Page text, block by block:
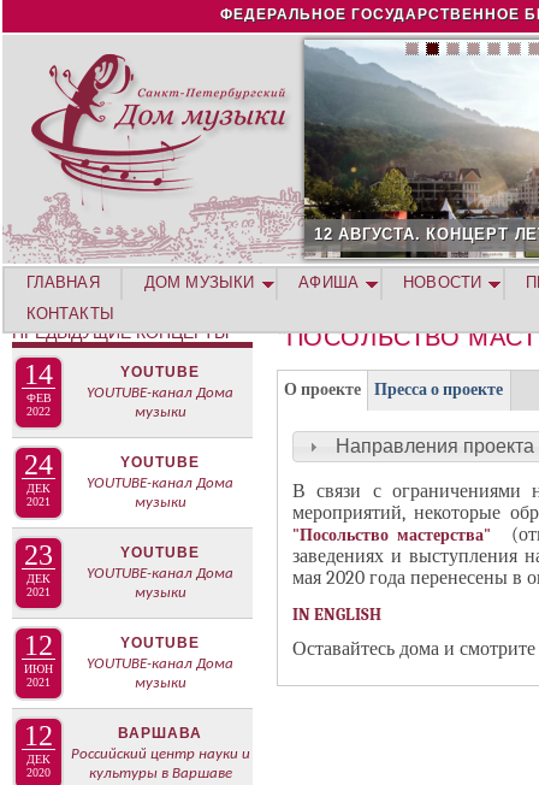
Jump to navigation
ФЕДЕРАЛЬНОЕ ГОСУДАРСТВЕННОЕ
12 АВГУСТА. КОНЦЕРТ
"ПОСОЛЬСТВО
Г
У
П
П
А
В
Л
Д
О
О проекте(
а
к
и
в
н
а
я
в
Пресса о проекте
Направления проекта
В связи с ограничениями
мероприятий, некоторые
"Посольство мастерства"
заведениях и выступления
мая 2020 года перенесены в
IN ENGLISH
Оставайтесь дома и
ГЛАВНАЯ ДОМ МУЗЫКИ АФИША НОВОСТИ
КОНТАКТЫ
ПРЕДЫДУЩИЕ КОНЦЕРТЫ
14
ФЕВ
2022
YOUTUBE
YOUTUBE-канал Дома
музыки
24
ДЕК
2021
YOUTUBE
YOUTUBE-канал Дома
музыки
23
ДЕК
2021
YOUTUBE
YOUTUBE-канал Дома
музыки
12
ИЮН
2021
YOUTUBE
YOUTUBE-канал Дома
музыки
12
ДЕК
2020
ВАРШАВА
Российский центр науки и
культуры в Варшаве